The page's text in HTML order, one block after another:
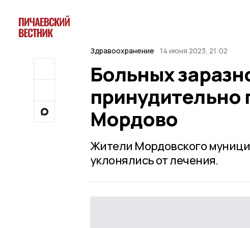
Здравоохранение 14 июня 2023, 21:02
Больных
принудительно
Мордово
Жители Мордовского
уклонялись от лечения.